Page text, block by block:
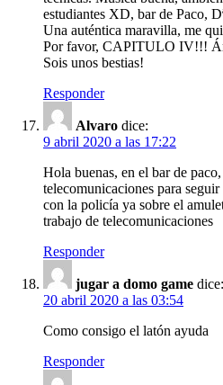
estudiantes XD, bar de Paco,
Una auténtica maravilla, me
Por favor, CAPITULO IV!!!
Sois unos bestias!
Responder
Alvaro dice:
9 abril 2020 a las 17:22
Hola buenas, en el bar de
telecomunicaciones para
con la policía ya sobre el
trabajo de telecomunicaciones
Responder
jugar a domo game dice:
20 abril 2020 a las 03:54
Como consigo el latón ayuda
Responder